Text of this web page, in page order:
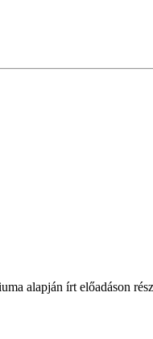
alapján írt előadáson